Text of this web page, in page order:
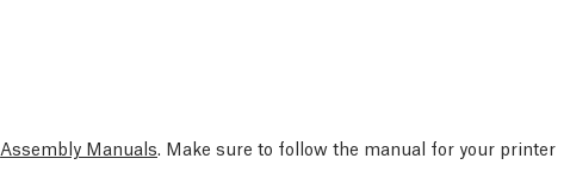
Assembly Manuals. Make sure to follow the manual for your printer